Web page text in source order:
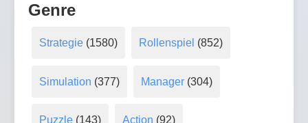
Genre
Strategie(1580) Rollenspiel (852)
Simulation (377) Manager (304)
Puzzle(143) Action (92)